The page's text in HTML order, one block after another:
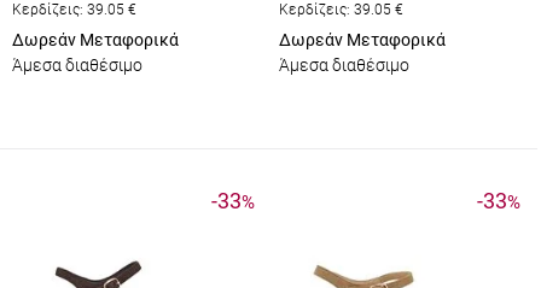
Κερδίζεις: 39.05 €
Δωρεάν Μεταφορικά
Άμεσα διαθέσιμο
Κερδίζεις: 39.05 €
Δωρεάν Μεταφορικά
Άμεσα διαθέσιμο
-33% -33%